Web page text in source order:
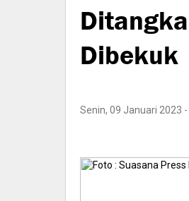
Dibekuk
Senin, 09 Januari 2023 -